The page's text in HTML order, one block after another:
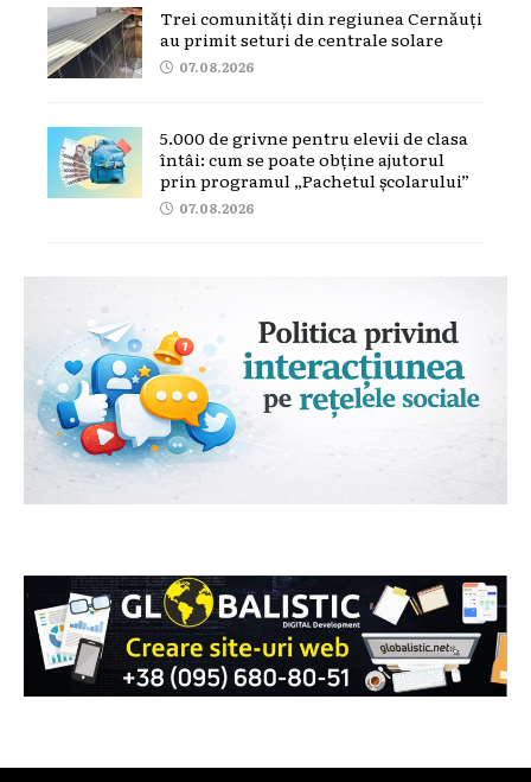
Trei comunități din regiunea Cernăuți
au primit seturi de centrale solare
07.08.2026
5.000 de grivne pentru elevii de clasa
întâi: cum se poate obține ajutorul
prin programul „Pachetul școlarului”
07.08.2026